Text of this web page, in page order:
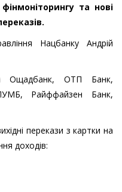
та нові
Нацбанку Андрій
Ощадбанк, ОТП Банк,
Райффайзен Банк,
перекази з картки на
доходів: